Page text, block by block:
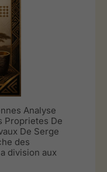
Analyse
Proprietes De
De Serge
des
division aux